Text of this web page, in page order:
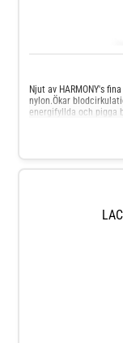
Njut av HARMONY's
nylon.Ökar
energifyllda och pigga